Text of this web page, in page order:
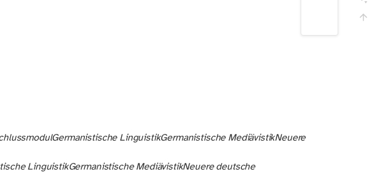
Germanistische LinguistikGermanistische MediävistikNeuere
LinguistikGermanistische MediävistikNeuere deutsche